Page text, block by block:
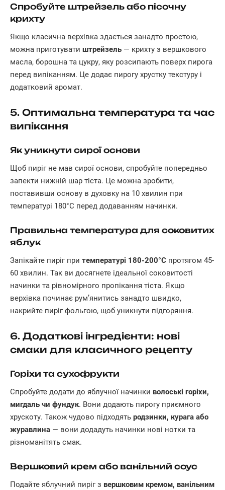
Спробуйте штрейзель або пісочну
крихту
Якщо класична верхівка здається занадто простою,
можна приготувати штрейзель — крихту з вершкового
масла, борошна та цукру, яку розсипають поверх пирога
перед випіканням. Це додає пирогу хрустку текстуру і
додатковий аромат.
5. Оптимальна температура та час
випікання
Як уникнути сирої основи
Щоб пиріг не мав сирої основи, спробуйте попередньо
запекти нижній шар тіста. Це можна зробити,
поставивши основу в духовку на 10 хвилин при
температурі 180°C перед додаванням начинки.
Правильна температура для соковитих
яблук
Запікайте пиріг при температурі 180-200°C протягом 45-
60 хвилин. Так ви досягнете ідеальної соковитості
начинки та рівномірного пропікання тіста. Якщо
верхівка починає рум’янитись занадто швидко,
накрийте пиріг фольгою, щоб уникнути підгоряння.
6. Додаткові інгредієнти: нові
смаки для класичного рецепту
Горіхи та сухофрукти
Спробуйте додати до яблучної начинки волоські горіхи,
мигдаль чи фундук. Вони додають пирогу приємного
хрускоту. Також чудово підходять родзинки, курага або
журавлина — вони додадуть начинки нові нотки та
різноманітять смак.
Вершковий крем або ванільний соус
Подайте яблучний пиріг з вершковим кремом, ванільним